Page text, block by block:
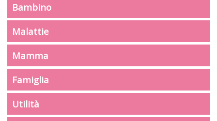
Bambino
Malattie
Mamma
Famiglia
Utilità